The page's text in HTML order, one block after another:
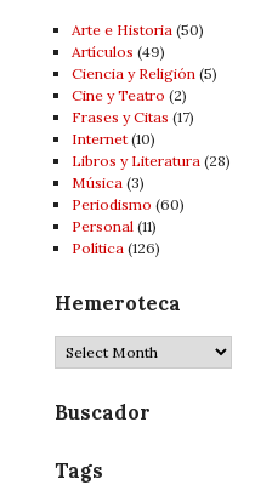
Arte e Historia(50)
Artí­culos (49)
Ciencia y Religión(5)
Cine y Teatro (2)
Frases y Citas (17)
Internet(10)
Libros y Literatura(28)
Música(3)
Periodismo (60)
Personal(11)
Política(126)
Hemeroteca
Hemeroteca
Buscador
Tags